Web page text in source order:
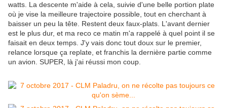
watts. La descente m'aide à cela, suivie d'une belle portion plate
où je vise la meilleure trajectoire possible, tout en cherchant à
baisser un peu la tête. Restent deux faux-plats. L'avant dernier
est le plus dur, et ma reco ce matin m'a rappelé à quel point il se
faisait en deux temps. J'y vais donc tout doux sur le premier,
relance lorsque ça replate, et franchis la dernière partie comme
un avion. SUPER, là j'ai réussi mon coup.